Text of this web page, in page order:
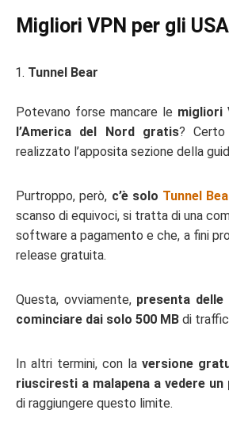
Migliori VPN per gli
Tunnel Bear
Potevano forse mancare le migliori
l’America del Nord gratis?
realizzato l’apposita sezione della
Purtroppo, però, c’è solo Tunnel
scanso di equivoci, si tratta di una
software a pagamento e che, a fini
release gratuita.
Questa, ovviamente, presenta
cominciare dai solo 500 MB di
In altri termini, con la versione
riusciresti a malapena a vedere un
di raggiungere questo limite.